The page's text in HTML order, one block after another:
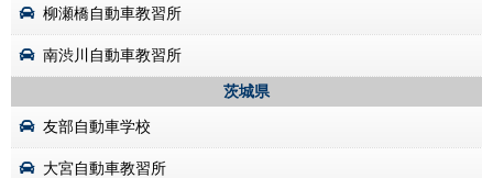
柳瀬橋自動車教習所
南渋川自動車教習所
茨城県
友部自動車学校
大宮自動車教習所